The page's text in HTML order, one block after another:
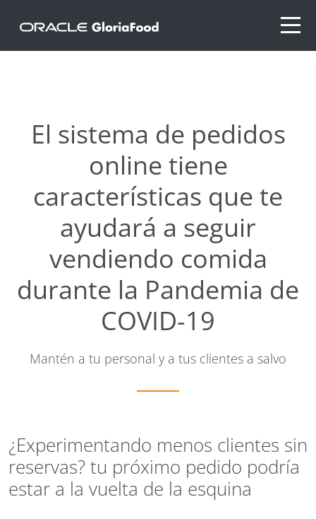
El sistema de pedidos
online tiene
características que te
ayudará a seguir
vendiendo comida
durante la Pandemia de
COVID-19
Mantén a tu personal y a tus clientes a salvo
¿Experimentando menos clientes sin
reservas? tu próximo pedido podría
estar a la vuelta de la esquina